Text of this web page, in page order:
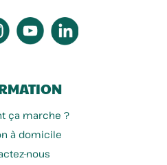
ça marche ?
à domicile
nous